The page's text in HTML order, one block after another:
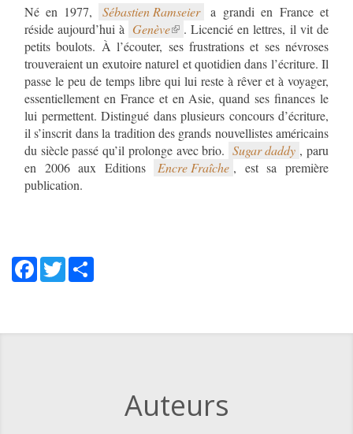
Né en 1977, Sébastien Ramseier
a grandi en France et
réside aujourd’hui à Genève
. Licencié en lettres, il vit de
petits boulots. À l’écouter, ses frustrations et ses névroses
trouveraient un exutoire naturel et quotidien dans l’écriture. Il
passe le peu de temps libre qui lui reste à rêver et à voyager,
essentiellement en France et en Asie, quand ses finances le
lui permettent. Distingué dans plusieurs concours d’écriture,
il s’inscrit dans la tradition des grands nouvellistes américains
du siècle passé qu’il prolonge avec brio. Sugar daddy , paru
en 2006 aux Editions
Encre Fraîche , est sa première
publication.
Facebook
Twitter
Auteurs